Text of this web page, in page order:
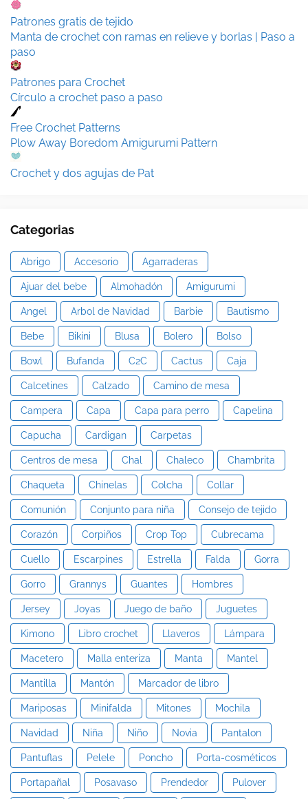
Patrones gratis de tejido
Manta de crochet con ramas en relieve y borlas | Paso a
paso
Patrones para Crochet
Círculo a crochet paso a paso
Free Crochet Patterns
Plow Away Boredom Amigurumi Pattern
Crochet y dos agujas de Pat
Categorias
Abrigo Accesorio Agarraderas
Ajuar del bebe Almohadón Amigurumi
Angel Arbol de Navidad Barbie Bautismo
Bebe Bikini Blusa Bolero Bolso
Bowl Bufanda C2C Cactus Caja
Calcetines Calzado Camino de mesa
Campera Capa Capa para perro Capelina
Capucha Cardigan Carpetas
Centros de mesa Chal Chaleco Chambrita
Chaqueta Chinelas Colcha Collar
Comunión Conjunto para niña Consejo de tejido
Corazón Corpiños Crop Top Cubrecama
Cuello Escarpines Estrella Falda Gorra
Gorro Grannys Guantes Hombres
Jersey Joyas Juego de baño Juguetes
Kimono Libro crochet Llaveros Lámpara
Macetero Malla enteriza Manta Mantel
Mantilla Mantón Marcador de libro
Mariposas Minifalda Mitones Mochila
Navidad Niña Niño Novia Pantalon
Pantuflas Pelele Poncho Porta-cosméticos
Portapañal Posavaso Prendedor Pulover